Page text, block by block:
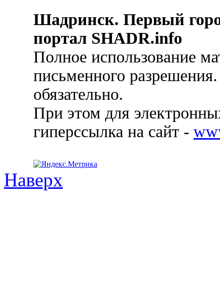
Шадринск. Первый
портал SHADR.info
Полное использование
письменного
обязательно.
При этом для
гиперссылка на сайт -
Наверх